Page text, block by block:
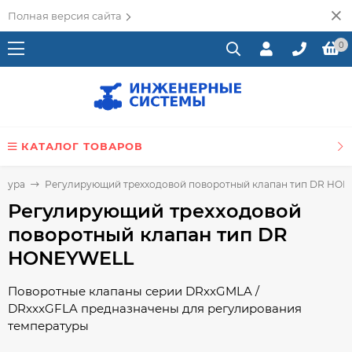
Полная версия сайта
0
КАТАЛОГ ТОВАРОВ
Регулирующий трехходовой поворотный клапан тип DR
Регулирующий трехходовой
поворотный клапан тип DR
HONEYWELL
Поворотные клапаны серии DRxxGMLA /
DRxxxGFLA предназначены для регулирования
температуры